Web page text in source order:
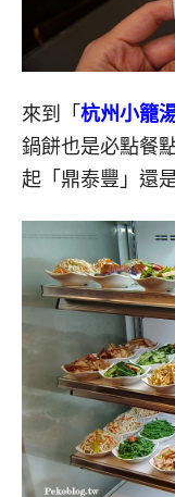
來到「 杭州小籠
鍋餅也是必點餐
起「鼎泰豐」還